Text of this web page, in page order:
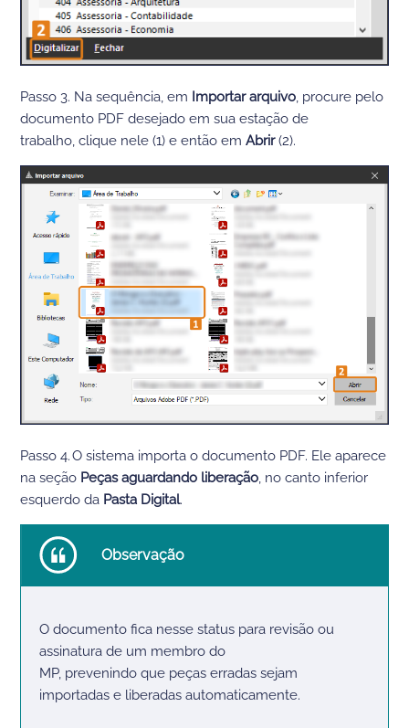
Passo 3. Na sequência, em Importararquivo, procure pelo
documento PDF desejadoem sua estação de
trabalho,clique nele (1) eentão emAbrir(2).
Passo 4.O sistema importa odocumento PDF. Ele aparece
na seção Peças aguardando liberação, no canto inferior
esquerdo da Pasta Digital.
Observação
O documento fica nesse status para revisão ou
assinatura de um membro do
MP, prevenindo que peças erradas sejam
importadas e liberadas automaticamente.